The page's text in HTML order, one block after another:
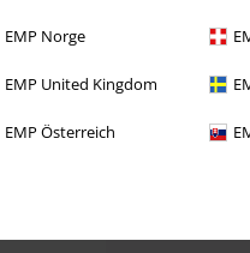
EMP Norge
EMP United Kingdom
EMP Österreich